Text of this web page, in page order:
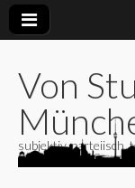
Von
subjektiv, parteiisch,